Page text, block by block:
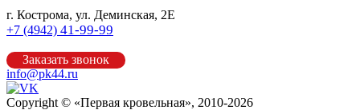
г. Кострома, ул. Деминская, 2Е
+7 (4942) 41-99-99
Заказать звонок
info@pk44.ru
Copyright © «Первая кровельная», 2010-2026